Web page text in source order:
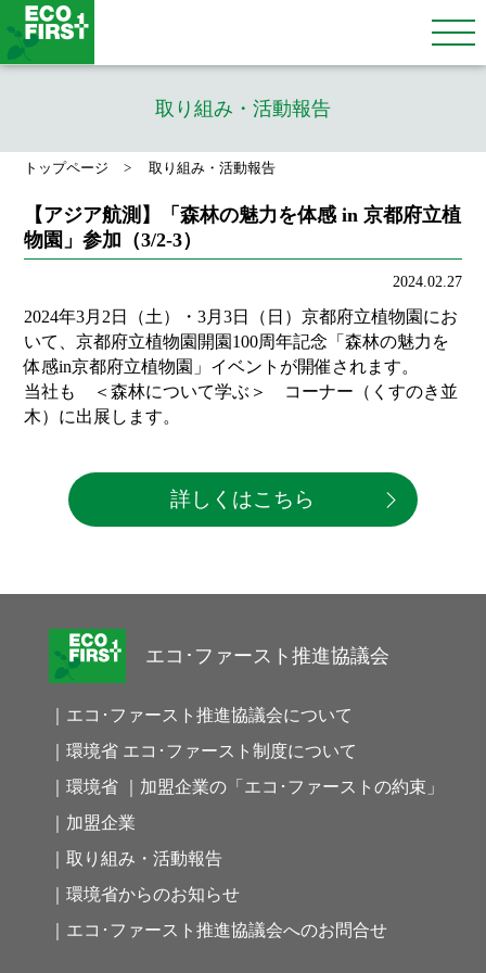
取り組み・活動報告
トップページ 取り組み・活動報告
【アジア航測】「森林の魅力を体感 in 京都府立植
物園」参加（3/2-3）
2024.02.27
2024年3月2日（土）・3月3日（日）京都府立植物園にお
いて、京都府立植物園開園100周年記念「森林の魅力を
体感in京都府立植物園」イベントが開催されます。
当社も ＜森林について学ぶ＞ コーナー（くすのき並
木）に出展します。
詳しくはこちら
エコ･ファースト推進協議会
｜エコ･ファースト推進協議会について
｜環境省 エコ･ファースト制度について
｜環境省 ｜加盟企業の「エコ･ファーストの約束」
｜加盟企業
｜取り組み・活動報告
｜環境省からのお知らせ
｜エコ･ファースト推進協議会へのお問合せ